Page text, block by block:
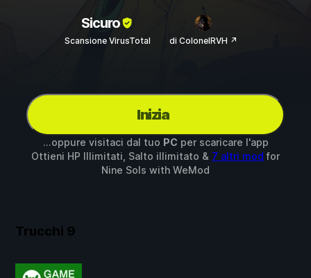
Sicuro
Scansione VirusTotal di ColonelRVH ↗
Inizia
...oppure visitaci dal tuo PC per scaricare l'app
Ottieni HP Illimitati, Salto illimitato & 7 altri mod for
Nine Sols with WeMod
Trucchi 9